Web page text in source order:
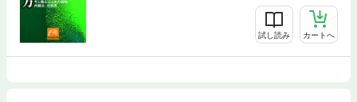
試し読み カートへ